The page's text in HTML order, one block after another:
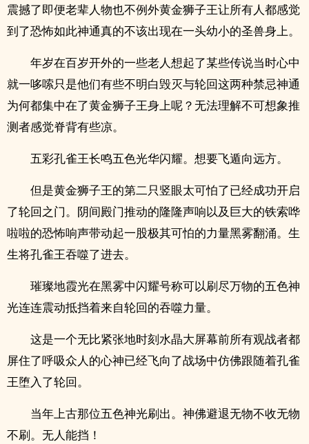
震撼了即便老辈人物也不例外黄金狮子王让所有人都感觉
到了恐怖如此神通真的不该出现在一头幼小的圣兽身上。
年岁在百岁开外的一些老人想起了某些传说当时心中
就一哆嗦只是他们有些不明白毁灭与轮回这两种禁忌神通
为何都集中在了黄金狮子王身上呢？无法理解不可想象推
测者感觉脊背有些凉。
五彩孔雀王长鸣五色光华闪耀。想要飞遁向远方。
但是黄金狮子王的第二只竖眼太可怕了已经成功开启
了轮回之门。阴间殿门推动的隆隆声响以及巨大的铁索哗
啦啦的恐怖响声带动起一股极其可怕的力量黑雾翻涌。生
生将孔雀王吞噬了进去。
璀璨地霞光在黑雾中闪耀号称可以刷尽万物的五色神
光连连震动抵挡着来自轮回的吞噬力量。
这是一个无比紧张地时刻水晶大屏幕前所有观战者都
屏住了呼吸众人的心神已经飞向了战场中仿佛跟随着孔雀
王堕入了轮回。
当年上古那位五色神光刷出。神佛避退无物不收无物
不刷。无人能挡！